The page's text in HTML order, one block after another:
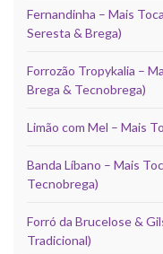
Fernandinha – Mais
Seresta & Brega)
Forrozão Tropykalia –
Brega & Tecnobrega)
Limão com Mel – Mais
Banda Líbano – Mais
Tecnobrega)
Forró da Brucelose &
Tradicional)